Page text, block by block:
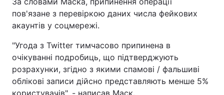
пов'язане з перевіркою даних числа фейкових
акаунтів у соцмережі.
"Угода з Twitter тимчасово припинена в
очікуванні подробиць, що підтверджують
розрахунки, згідно з якими спамові / фальшиві
облікові записи дійсно представляють менше 5%
користувачів", - написав Маск.